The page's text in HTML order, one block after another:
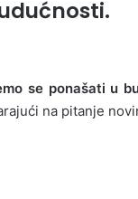
se ponašati u
na pitanje